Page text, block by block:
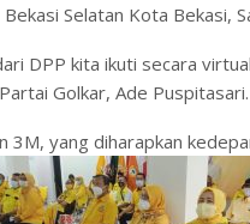
Selatan Kota Bekasi,
DPP kita ikuti secara
Golkar, Ade Puspitasari.
3M, yang diharapkan